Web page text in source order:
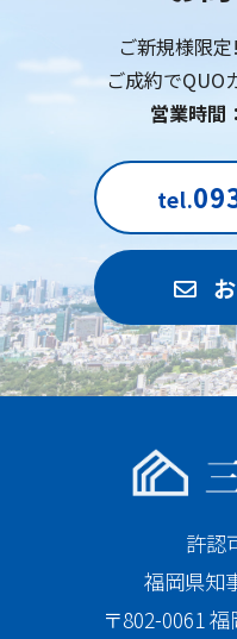
ご新規様限
ご成約でQUO
営業時間
tel.
許認
福岡県知
〒802-0061